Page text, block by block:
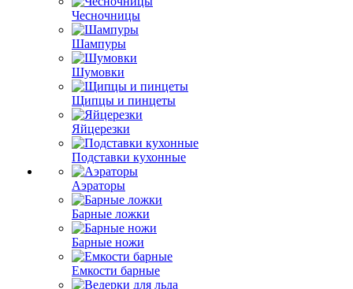
Чесночницы
Шампуры
Шумовки
Щипцы и пинцеты
Яйцерезки
Подставки кухонные
Аэраторы
Барные ложки
Барные ножи
Емкости барные